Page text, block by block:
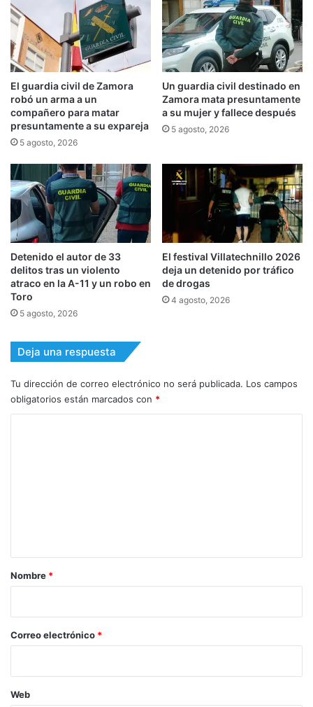
El guardia civil de Zamora
robó un arma a un
compañero para matar
presuntamente a su expareja
5 agosto, 2026
Un guardia civil destinado en
Zamora mata presuntamente
a su mujer y fallece después
5 agosto, 2026
Detenido el autor de 33
delitos tras un violento
atraco en la A-11 y un robo en
Toro
5 agosto, 2026
El festival Villatechnillo 2026
deja un detenido por tráfico
de drogas
4 agosto, 2026
Deja una respuesta
Tu dirección de correo electrónico no será publicada. Los campos
obligatorios están marcados con *
r
*
Nombre *
Correo electrónico *
Web